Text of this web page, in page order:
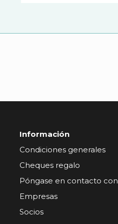
Información
Condiciones generales
Cheques regalo
Póngase en contacto con
Empresas
Socios